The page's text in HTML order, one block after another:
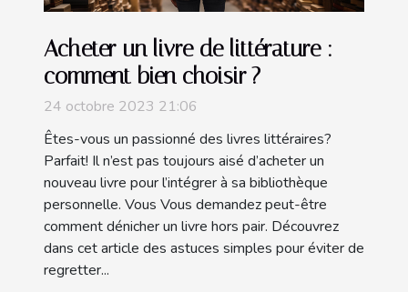
Acheter un livre de littérature :
comment bien choisir ?
24 octobre 2023 21:06
Êtes-vous un passionné des livres littéraires?
Parfait! Il n’est pas toujours aisé d’acheter un
nouveau livre pour l’intégrer à sa bibliothèque
personnelle. Vous Vous demandez peut-être
comment dénicher un livre hors pair. Découvrez
dans cet article des astuces simples pour éviter de
regretter...